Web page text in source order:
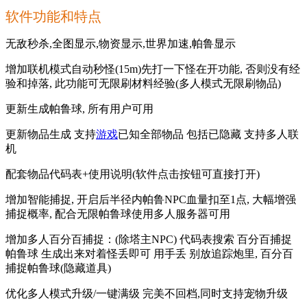
软件功能和特点
无敌秒杀,全图显示,物资显示,世界加速,帕鲁显示
增加联机模式自动秒怪(15m)先打一下怪在开功能, 否则没有经
验和掉落, 此功能可无限刷材料经验(多人模式无限刷物品)
更新生成帕鲁球, 所有用户可用
更新物品生成 支持游戏已知全部物品 包括已隐藏 支持多人联
机
配套物品代码表+使用说明(软件点击按钮可直接打开)
增加智能捕捉, 开启后半径内帕鲁NPC血量扣至1点, 大幅增强
捕捉概率, 配合无限帕鲁球使用多人服务器可用
增加多人百分百捕捉：(除塔主NPC) 代码表搜索 百分百捕捉
帕鲁球 生成出来对着怪丢即可 用手丢 别放追踪炮里, 百分百
捕捉帕鲁球(隐藏道具)
优化多人模式升级/一键满级 完美不回档,同时支持宠物升级